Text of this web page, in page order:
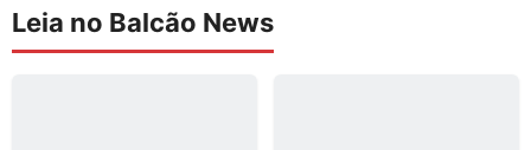
Leia no Balcão News